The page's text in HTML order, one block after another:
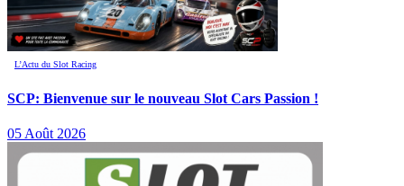
L’Actu du Slot Racing
SCP: Bienvenue sur le nouveau Slot Cars Passion !
05 Août 2026